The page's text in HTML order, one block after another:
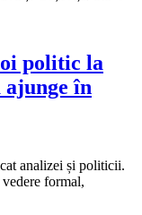
politic la
în
analizei și politicii.
formal,